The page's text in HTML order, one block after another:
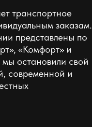
транспортное
заказам.
представлены по
«Комфорт» и
остановили свой
современной и